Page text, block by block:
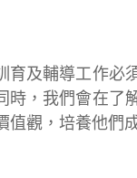
及輔導工作必須
時，我們會在了
值觀，培養他們